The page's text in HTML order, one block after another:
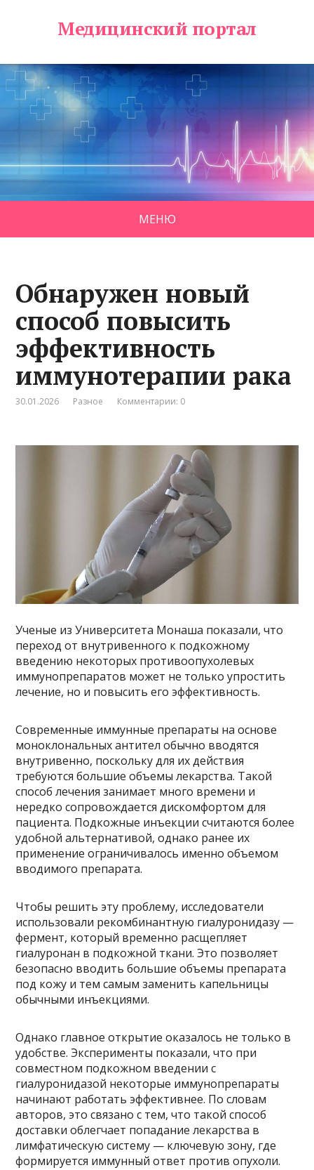
Медицинский портал
МЕНЮ
Обнаружен новый
способ повысить
эффективность
иммунотерапии рака
30.01.2026 Разное Комментарии: 0
Ученые из Университета Монаша показали, что
переход от внутривенного к подкожному
введению некоторых противоопухолевых
иммунопрепаратов может не только упростить
лечение, но и повысить его эффективность.
Современные иммунные препараты на основе
моноклональных антител обычно вводятся
внутривенно, поскольку для их действия
требуются большие объемы лекарства. Такой
способ лечения занимает много времени и
нередко сопровождается дискомфортом для
пациента. Подкожные инъекции считаются более
удобной альтернативой, однако ранее их
применение ограничивалось именно объемом
вводимого препарата.
Чтобы решить эту проблему, исследователи
использовали рекомбинантную гиалуронидазу —
фермент, который временно расщепляет
гиалуронан в подкожной ткани. Это позволяет
безопасно вводить большие объемы препарата
под кожу и тем самым заменить капельницы
обычными инъекциями.
Однако главное открытие оказалось не только в
удобстве. Эксперименты показали, что при
совместном подкожном введении с
гиалуронидазой некоторые иммунопрепараты
начинают работать эффективнее. По словам
авторов, это связано с тем, что такой способ
доставки облегчает попадание лекарства в
лимфатическую систему — ключевую зону, где
формируется иммунный ответ против опухоли.